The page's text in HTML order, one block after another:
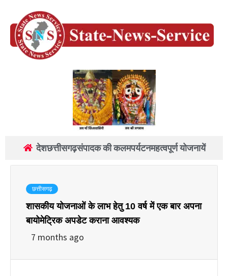
देशछत्तीसगढ़संपादक की कलमपर्यटनमहत्वपूर्ण योजनायें
छत्तीसगढ़
शासकीय योजनाओं के लाभ हेतु 10 वर्ष में एक बार अपना
बायोमेट्रिक अपडेट कराना आवश्यक
7 months ago